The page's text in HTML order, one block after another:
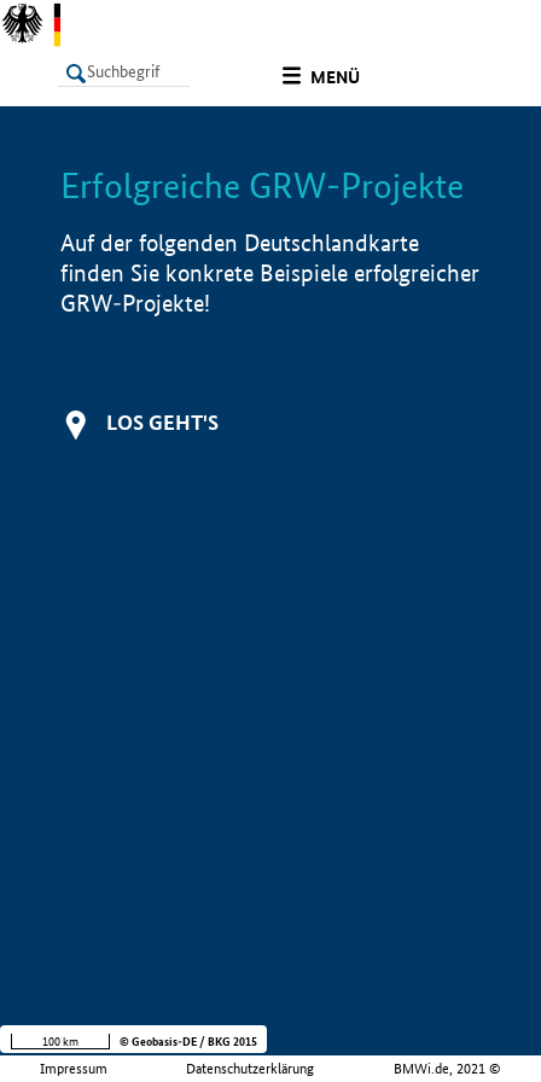
MENÜ
LISTE Info
Erfolgreiche GRW-Projekte
Auf der folgenden Deutschlandkarte
finden Sie konkrete Beispiele erfolgreicher
GRW-Projekte!
LOS GEHT'S
Impressum Datenschutzerklärung BMWi.de, 2021 ©
100 km © Geobasis-DE / BKG 2015